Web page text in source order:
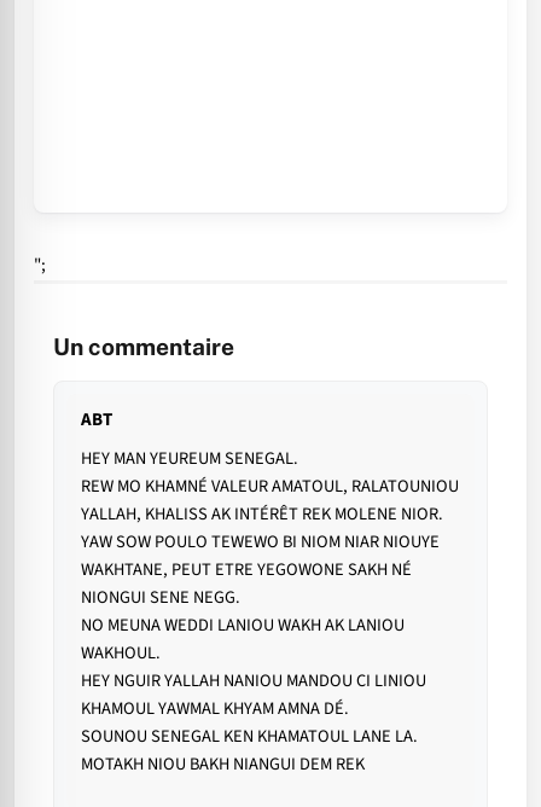
";
Un commentaire
ABT
HEY MAN YEUREUM SENEGAL.
REW MO KHAMNÉ VALEUR AMATOUL, RALATOUNIOU
YALLAH, KHALISS AK INTÉRÊT REK MOLENE NIOR.
YAW SOW POULO TEWEWO BI NIOM NIAR NIOUYE
WAKHTANE, PEUT ETRE YEGOWONE SAKH NÉ
NIONGUI SENE NEGG.
NO MEUNA WEDDI LANIOU WAKH AK LANIOU
WAKHOUL.
HEY NGUIR YALLAH NANIOU MANDOU CI LINIOU
KHAMOUL YAWMAL KHYAM AMNA DÉ.
SOUNOU SENEGAL KEN KHAMATOUL LANE LA.
MOTAKH NIOU BAKH NIANGUI DEM REK